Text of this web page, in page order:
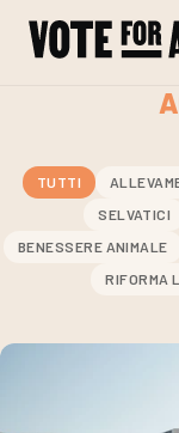
TUTTI
SELVATICI
BENESSERE ANIMALE
RIFORMA